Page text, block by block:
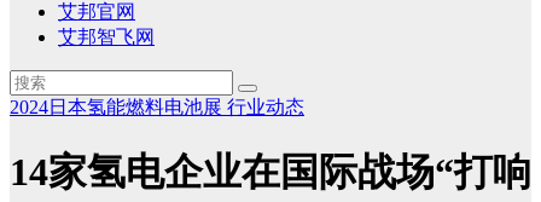
艾邦官网
艾邦智飞网
2024日本氢能燃料电池展 行业动态
14家氢电企业在国际战场“打响